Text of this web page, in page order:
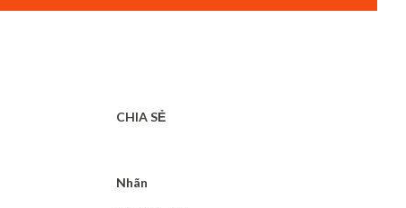
CHIA SẺ
Nhãn